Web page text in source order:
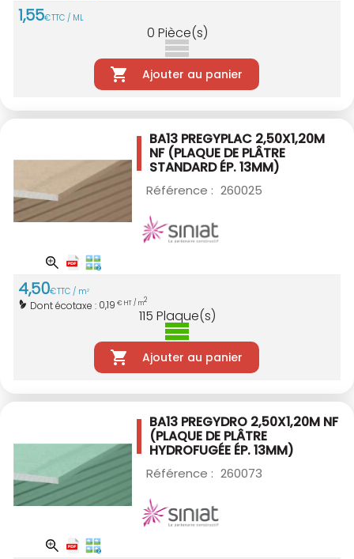
1,55€TTC / ML
0 Pièce(s)
Ajouter au panier
BA13 PREGYPLAC 2,50X1,20M
NF (PLAQUE DE PLÂTRE
STANDARD ÉP. 13MM)
Référence : 260025
4,50€TTC / m2
Dont écotaxe : 0,19 € HT / m2
115 Plaque(s)
Ajouter au panier
BA13 PREGYDRO 2,50X1,20M NF
(PLAQUE DE PLÂTRE
HYDROFUGÉE ÉP. 13MM)
Référence : 260073